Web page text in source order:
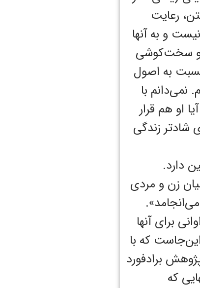
رعایت
و به آنها
و سخت‌کوشی
به اصول
با
او هم قرار
شادتر زندگی
دارد.
میان زن و مردی
برای آنها
که با
برادفورد
که